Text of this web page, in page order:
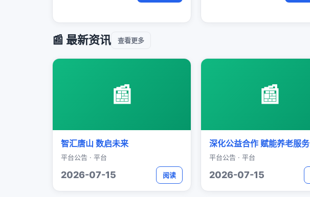
📰 最新资讯 查看更多
📰
智汇唐山 数启未来
平台公告 · 平台
2026-07-15 阅读
📰
深化公益合作 赋能养老服务
平台公告 · 平台
2026-07-15